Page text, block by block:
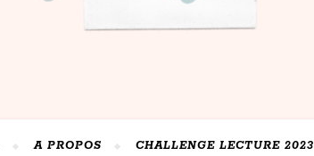
A PROPOS CHALLENGE LECTURE 2023